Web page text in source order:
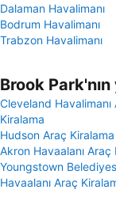
Dalaman Havalimanı
Bodrum Havalimanı
Trabzon Havalimanı
Brook Park'nın
Cleveland Havalimanı
Kiralama
Hudson Araç Kiralama
Akron Havaalanı Araç
Youngstown
Havaalanı Araç